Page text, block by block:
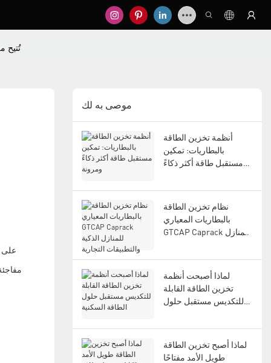
تُتيح
على
موصى به لك
أنظمة تخزين الطاقة
بالبطاريات: تمكين
مستقبل طاقة أكثر ذكاءً
نظام تخزين الطاقة
بالبطاريات المعياري
GTCAP Caprack للمنازل
لماذا أصبحت أنظمة
تخزين الطاقة القابلة
للتكديس مستقبل حلول
لماذا أصبح تخزين الطاقة
طويل الأمد مفتاحًا